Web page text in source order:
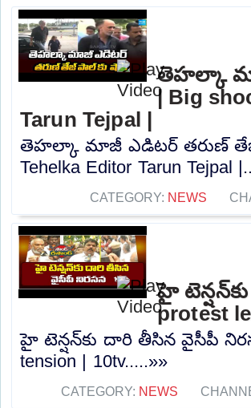
తెహల్కా
| Big
Tarun Tejpal |
తెహల్కా మాజీ ఎడిటర్ తరుణ్ తేజ్
Tehelka Editor Tarun Tejpal
CATEGORY: NEWS
హై
protest
హై టెన్షన్‌కు దారి తీసిన వైసీపీ
tension | 10tv.....»»
CATEGORY: NEWS